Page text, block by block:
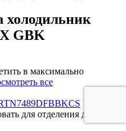
холодильник
GBK
в максимально
все
для отделения двойного